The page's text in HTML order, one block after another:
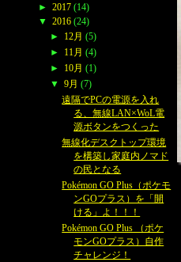
► 2017 (14)
▼ 2016 (24)
►
12月 (5)
►
11月 (4)
►
10月 (1)
▼ 9月 (7)
遠隔でPCの電源を入れ
る、無線LAN×WoL電
源ボタンをつくった
無線化デスクトップ環境
を構築し家庭内ノマド
の民となる
Pokémon GO Plus（ポケモ
ンGOプラス）を「開
ける」よ！！！
Pokémon GO Plus （ポケ
モンGOプラス）自作
チャレンジ！